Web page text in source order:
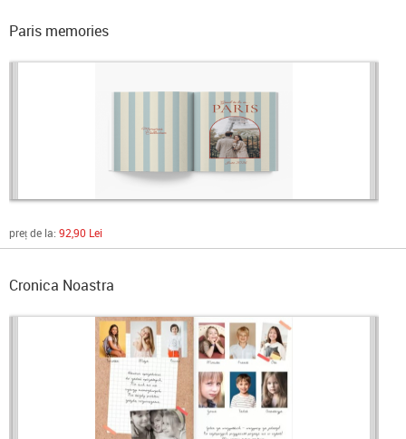
Paris memories
preț de la: 92,90 Lei
Cronica Noastra